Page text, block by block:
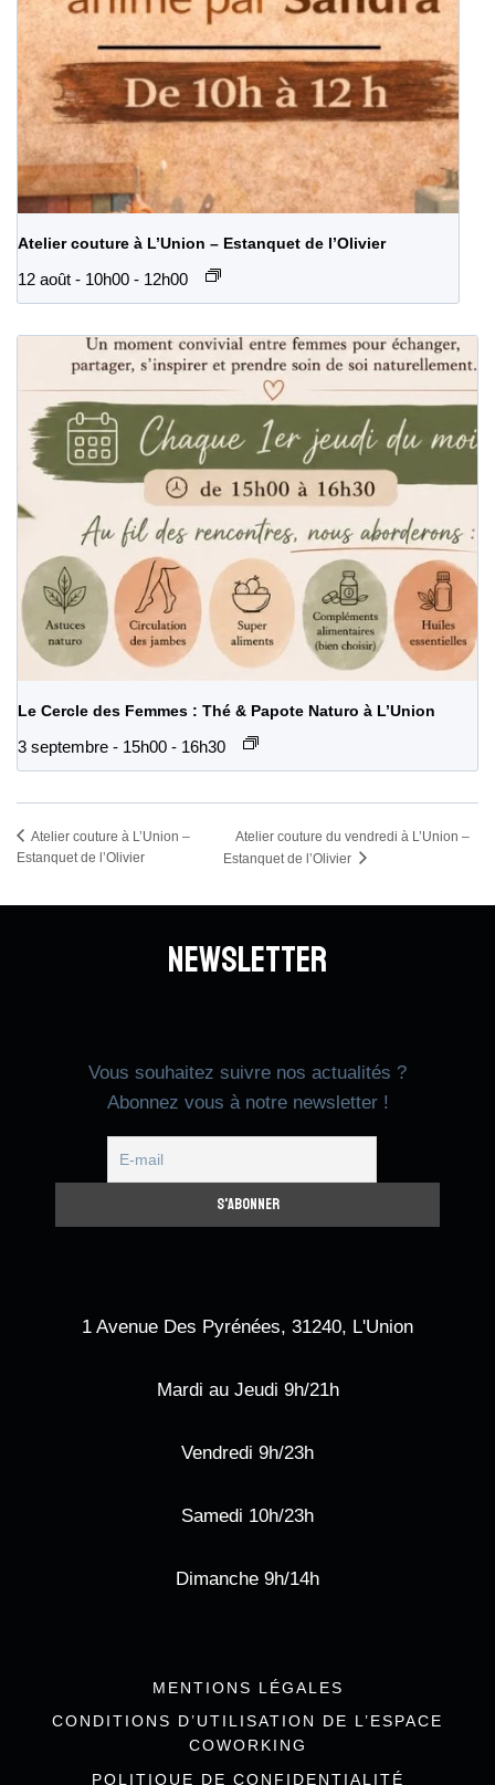
Atelier couture à L’Union – Estanquet de l’Olivier
12 août - 10h00 - 12h00
Le Cercle des Femmes : Thé & Papote Naturo à L’Union
3 septembre - 15h00 - 16h30
Atelier couture à L’Union –
Estanquet de l’Olivier
Atelier couture du vendredi à L’Union –
Estanquet de l’Olivier
Newsletter
Vous souhaitez suivre nos actualités ?
Abonnez vous à notre newsletter !
1 Avenue Des Pyrénées, 31240, L'Union
Mardi au Jeudi 9h/21h
Vendredi 9h/23h
Samedi 10h/23h
Dimanche 9h/14h
MENTIONS LÉGALES
CONDITIONS D’UTILISATION DE L’ESPACE
COWORKING
POLITIQUE DE CONFIDENTIALITÉ